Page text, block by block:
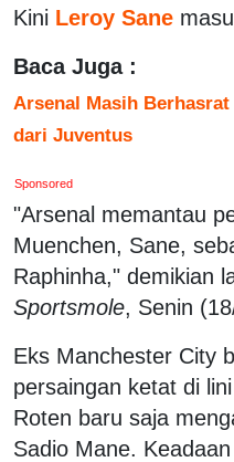
Kini Leroy Sane
Baca Juga :
Arsenal Masih
dari Juventus
Sponsored
"Arsenal memantau
Muenchen, Sane,
Raphinha," demikian
Sportsmole, Senin
Eks Manchester City
persaingan ketat di
Roten baru saja
Sadio Mane.